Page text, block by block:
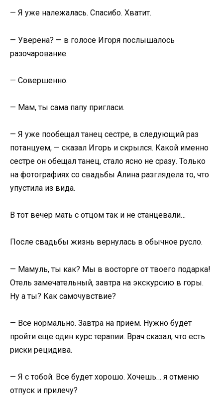
— Я уже належалась. Спасибо. Хватит.
— Уверена? — в голосе Игоря послышалось
разочарование.
— Совершенно.
— Мам, ты сама папу пригласи.
— Я уже пообещал танец сестре, в следующий раз
потанцуем, — сказал Игорь и скрылся. Какой именно
сестре он обещал танец, стало ясно не сразу. Только
на фотографиях со свадьбы Алина разглядела то, что
упустила из вида.
В тот вечер мать с отцом так и не станцевали…
После свадьбы жизнь вернулась в обычное русло.
— Мамуль, ты как? Мы в восторге от твоего подарка!
Отель замечательный, завтра на экскурсию в горы.
Ну а ты? Как самочувствие?
— Все нормально. Завтра на прием. Нужно будет
пройти еще один курс терапии. Врач сказал, что есть
риски рецидива.
— Я с тобой. Все будет хорошо. Хочешь… я отменю
отпуск и прилечу?